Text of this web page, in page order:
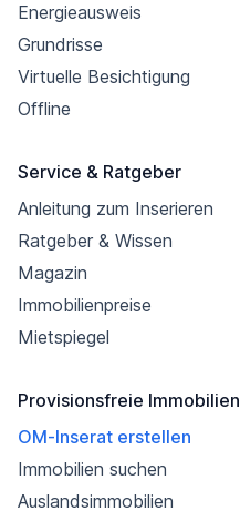
Energieausweis
Grundrisse
Virtuelle Besichtigung
Offline
Service & Ratgeber
Anleitung zum Inserieren
Ratgeber & Wissen
Magazin
Immobilienpreise
Mietspiegel
Provisionsfreie Immobilien
OM-Inserat erstellen
Immobilien suchen
Auslandsimmobilien